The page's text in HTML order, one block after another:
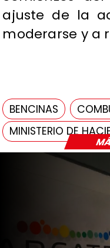
ajuste de la
moderarse y a
BENCINAS
MINISTERIO DE